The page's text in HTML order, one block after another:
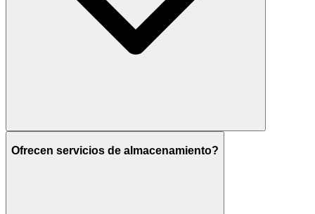
Ofrecen servicios de almacenamiento?